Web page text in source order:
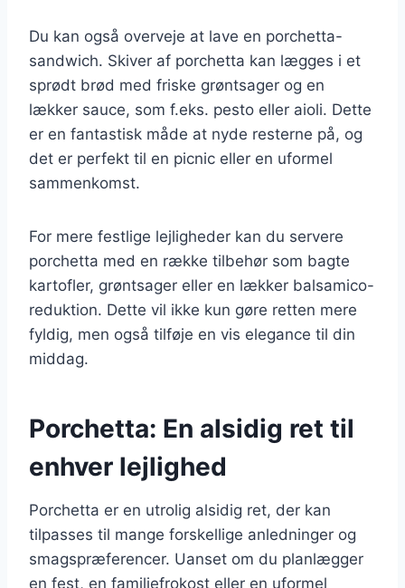
Du kan også overveje at lave en porchetta-
sandwich. Skiver af porchetta kan lægges i et
sprødt brød med friske grøntsager og en
lækker sauce, som f.eks. pesto eller aioli. Dette
er en fantastisk måde at nyde resterne på, og
det er perfekt til en picnic eller en uformel
sammenkomst.
For mere festlige lejligheder kan du servere
porchetta med en række tilbehør som bagte
kartofler, grøntsager eller en lækker balsamico-
reduktion. Dette vil ikke kun gøre retten mere
fyldig, men også tilføje en vis elegance til din
middag.
Porchetta: En alsidig ret til
enhver lejlighed
Porchetta er en utrolig alsidig ret, der kan
tilpasses til mange forskellige anledninger og
smagspræferencer. Uanset om du planlægger
en fest, en familiefrokost eller en uformel